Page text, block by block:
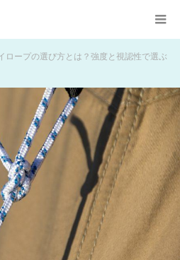
ロープの選び方とは？強度と視認性で選ぶ